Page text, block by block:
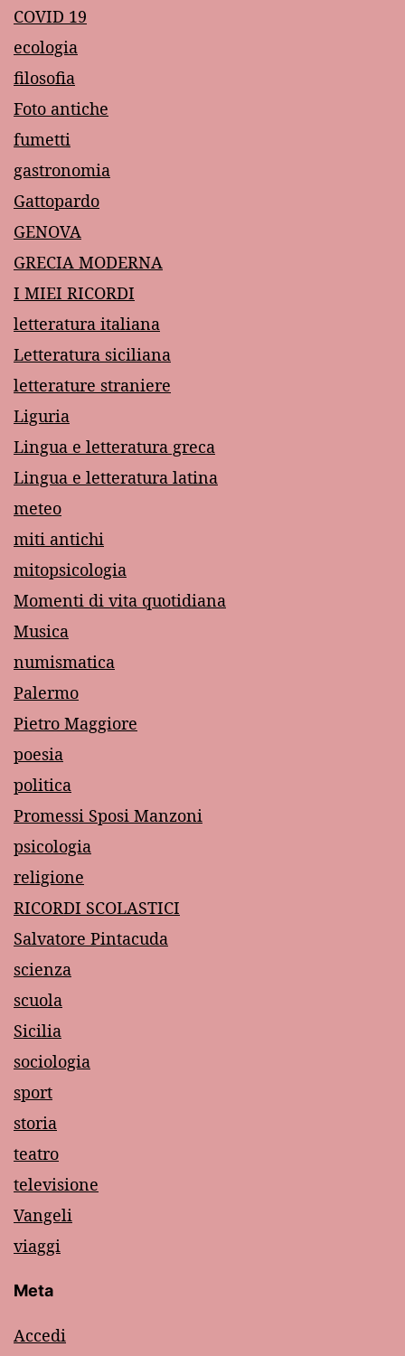
COVID 19
ecologia
filosofia
Foto antiche
fumetti
gastronomia
Gattopardo
GENOVA
GRECIA MODERNA
I MIEI RICORDI
letteratura italiana
Letteratura siciliana
letterature straniere
Liguria
Lingua e letteratura greca
Lingua e letteratura latina
meteo
miti antichi
mitopsicologia
Momenti di vita quotidiana
Musica
numismatica
Palermo
Pietro Maggiore
poesia
politica
Promessi Sposi Manzoni
psicologia
religione
RICORDI SCOLASTICI
Salvatore Pintacuda
scienza
scuola
Sicilia
sociologia
sport
storia
teatro
televisione
Vangeli
viaggi
Meta
Accedi